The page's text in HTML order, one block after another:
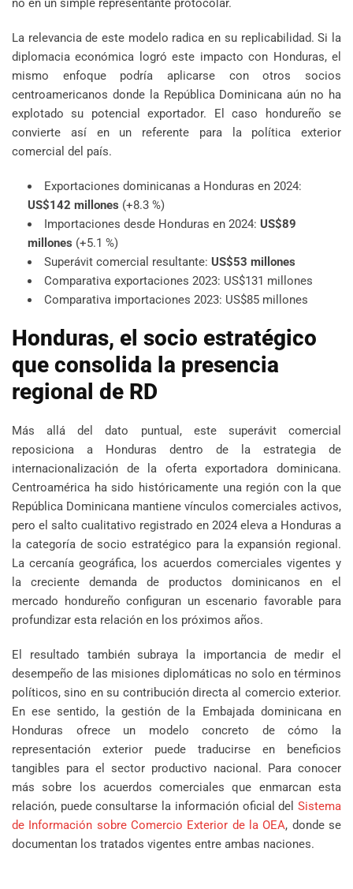
no en un simple representante protocolar.
La relevancia de este modelo radica en su replicabilidad. Si la
diplomacia económica logró este impacto con Honduras, el
mismo enfoque podría aplicarse con otros socios
centroamericanos donde la República Dominicana aún no ha
explotado su potencial exportador. El caso hondureño se
convierte así en un referente para la política exterior
comercial del país.
Exportaciones dominicanas a Honduras en 2024:
US$142 millones (+8.3 %)
Importaciones desde Honduras en 2024: US$89
millones (+5.1 %)
Superávit comercial resultante: US$53 millones
Comparativa exportaciones 2023: US$131 millones
Comparativa importaciones 2023: US$85 millones
Honduras, el socio estratégico
que consolida la presencia
regional de RD
Más allá del dato puntual, este superávit comercial
reposiciona a Honduras dentro de la estrategia de
internacionalización de la oferta exportadora dominicana.
Centroamérica ha sido históricamente una región con la que
República Dominicana mantiene vínculos comerciales activos,
pero el salto cualitativo registrado en 2024 eleva a Honduras a
la categoría de socio estratégico para la expansión regional.
La cercanía geográfica, los acuerdos comerciales vigentes y
la creciente demanda de productos dominicanos en el
mercado hondureño configuran un escenario favorable para
profundizar esta relación en los próximos años.
El resultado también subraya la importancia de medir el
desempeño de las misiones diplomáticas no solo en términos
políticos, sino en su contribución directa al comercio exterior.
En ese sentido, la gestión de la Embajada dominicana en
Honduras ofrece un modelo concreto de cómo la
representación exterior puede traducirse en beneficios
tangibles para el sector productivo nacional. Para conocer
más sobre los acuerdos comerciales que enmarcan esta
relación, puede consultarse la información oficial del Sistema
de Información sobre Comercio Exterior de la OEA, donde se
documentan los tratados vigentes entre ambas naciones.